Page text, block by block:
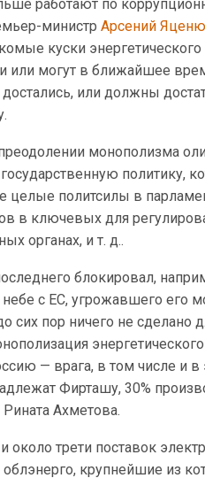
работают по
министрАрсений
куски
или могут в ближайшее
или должны
монополизма
политику,
целые политсилы в
в ключевых для
органах, и т. д..
блокировал,
с ЕС, угрожавшего его
сих пор ничего не сделано
— врага, в том числе и в
Фирташу, 30%
Ахметова.
около трети поставок
облэнерго, крупнейшие из